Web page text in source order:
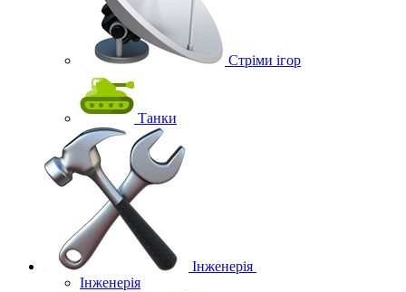
Стріми ігор
Танки
Інженерія
Інженерія